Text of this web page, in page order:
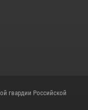
гвардии Российской